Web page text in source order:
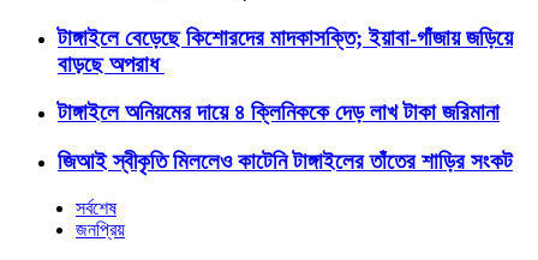
টাঙ্গাইলে বেড়েছে কিশোরদের মাদকাসক্তি; ইয়াবা-গাঁজায় জড়িয়ে
বাড়ছে অপরাধ
টাঙ্গাইলে অনিয়মের দায়ে ৪ ক্লিনিককে দেড় লাখ টাকা জরিমানা
জিআই স্বীকৃতি মিললেও কাটেনি টাঙ্গাইলের তাঁতের শাড়ির সংকট
সর্বশেষ
জনপ্রিয়